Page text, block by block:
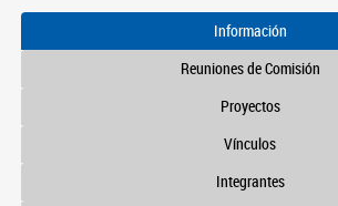
Información
Reuniones de Comisión
Proyectos
Vínculos
Integrantes